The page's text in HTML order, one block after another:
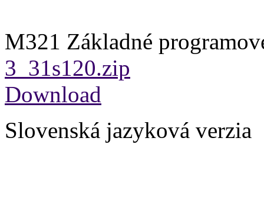
M321 Základné
3_31s120.zip
Download
Slovenská jazyková verzia